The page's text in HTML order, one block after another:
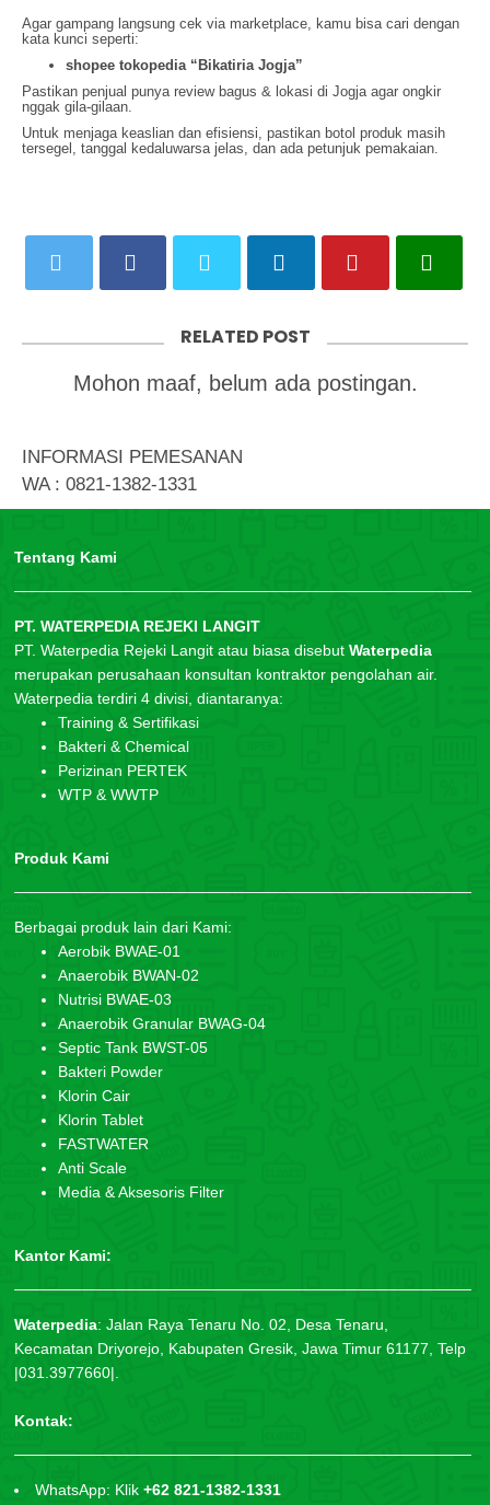
Agar gampang langsung cek via marketplace, kamu bisa cari dengan
kata kunci seperti:
shopee tokopedia “Bikatiria Jogja”
Pastikan penjual punya review bagus & lokasi di Jogja agar ongkir
nggak gila-gilaan.
Untuk menjaga keaslian dan efisiensi, pastikan botol produk masih
tersegel, tanggal kedaluwarsa jelas, dan ada petunjuk pemakaian.
RELATED POST
Mohon maaf, belum ada postingan.
INFORMASI PEMESANAN
WA : 0821-1382-1331
Tentang Kami
PT. WATERPEDIA REJEKI LANGIT
PT. Waterpedia Rejeki Langit atau biasa disebut Waterpedia
merupakan perusahaan konsultan kontraktor pengolahan air.
Waterpedia terdiri 4 divisi, diantaranya:
Training & Sertifikasi
Bakteri & Chemical
Perizinan PERTEK
WTP & WWTP
Produk Kami
Berbagai produk lain dari Kami:
Aerobik BWAE-01
Anaerobik BWAN-02
Nutrisi BWAE-03
Anaerobik Granular BWAG-04
Septic Tank BWST-05
Bakteri Powder
Klorin Cair
Klorin Tablet
FASTWATER
Anti Scale
Media & Aksesoris Filter
Kantor Kami:
Waterpedia: Jalan Raya Tenaru No. 02, Desa Tenaru,
Kecamatan Driyorejo, Kabupaten Gresik, Jawa Timur 61177, Telp
|031.3977660|.
Kontak:
WhatsApp: Klik +62 821-1382-1331